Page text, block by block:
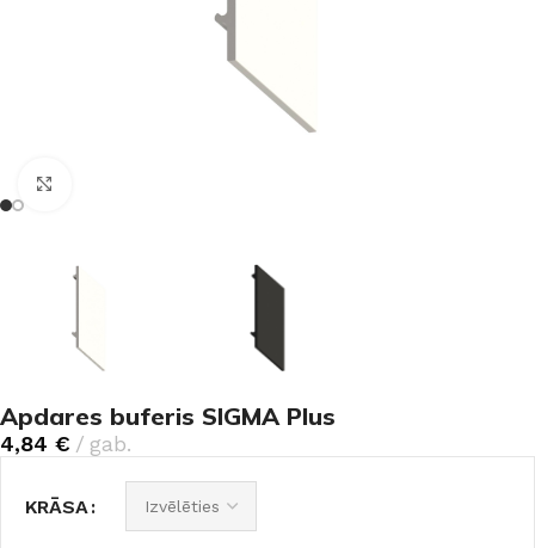
Apdares buferis SIGMA Plus
4,84 € gab.
KRĀSA